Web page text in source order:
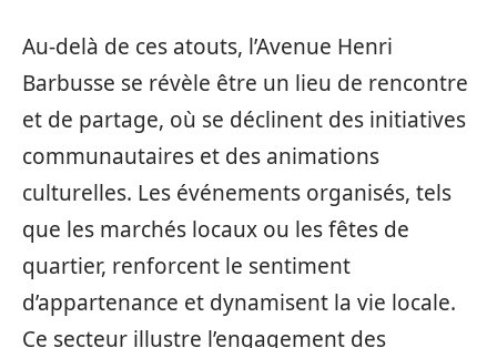
Au-delà de ces atouts, l’Avenue Henri
Barbusse se révèle être un lieu de rencontre
et de partage, où se déclinent des initiatives
communautaires et des animations
culturelles. Les événements organisés, tels
que les marchés locaux ou les fêtes de
quartier, renforcent le sentiment
d’appartenance et dynamisent la vie locale.
Ce secteur illustre l’engagement des